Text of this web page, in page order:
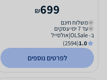
699
₪
משלוח חינם
עד 7 ימי עסקים
ב- OLSale|אולסייל
1.0
(2594)
לפרטים נוספים